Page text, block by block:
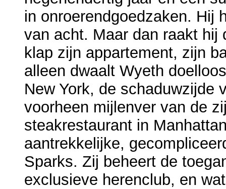
in onroerendgoedzaken. Hij
van acht. Maar dan raakt hij
klap zijn appartement, zijn
alleen dwaalt Wyeth
New York, de schaduwzijde
voorheen mijlenver van de
steakrestaurant in
aantrekkelijke,
Sparks. Zij beheert de
exclusieve herenclub, en